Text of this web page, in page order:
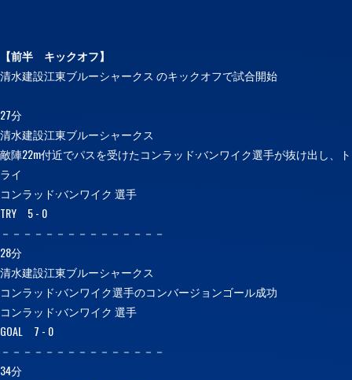
【前半
キックオフ】
清水建設江東ブルーシャークス のキックオフで試合開始
27分
清水建設江東ブルーシャークス
敵陣22m付近でパスを受けたコンラッド·バンワイク選手が抜け出し、ト
ライ
コンラッド·バンワイク 選手
TRY 5 - 0
－－－－－－－－－－－－－－－
28分
清水建設江東ブルーシャークス
コンラッド·バンワイク選手のコンバージョンゴール成功
コンラッド·バンワイク 選手
GOAL 7 - 0
－－－－－－－－－－－－－－－
34分